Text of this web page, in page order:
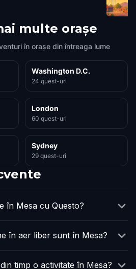
multe orașe
în orașe din întreaga lume
Washington D.C.
24 quest-uri
London
60 quest-uri
Sydney
29 quest-uri
în Mesa cu Questo?
în aer liber sunt în Mesa?
timp o activitate în Mesa?